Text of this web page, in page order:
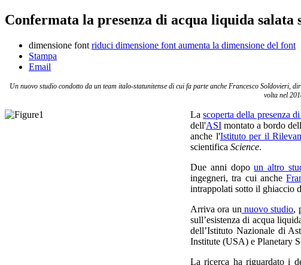
Confermata la presenza di acqua liquida
dimensione font riduci dimensione font aumenta la dimensione del font
Stampa
Email
Un nuovo studio condotto da un team italo-statunitense di cui fa parte anche Francesco Soldovieri,
volta nel
Lascoperta della presenza
dell'ASI montato a bordo
anche l'Istituto per il
scientifica Science.
Due anni dopoun altro
ingegneri, tra cui anche
intrappolati sotto il ghiaccio
Arriva ora un nuovo studio,
sull’esistenza di acqua
dell’Istituto Nazionale di
Institute (USA) e Planetary
La ricerca ha riguardato i